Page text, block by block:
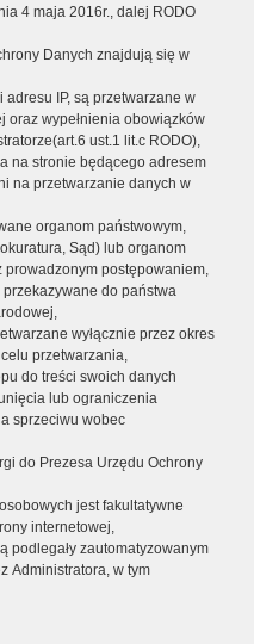
4 maja 2016r., dalej RODO
Danych znajdują się w
IP, są przetwarzane w
oraz wypełnienia obowiązków
ust.1 lit.c RODO),
na stronie będącego adresem
na przetwarzanie danych w
organom państwowym,
Sąd) lub organom
postępowaniem,
do państwa
wyłącznie przez okres
przetwarzania,
do treści swoich danych
lub ograniczenia
sprzeciwu wobec
do Prezesa Urzędu Ochrony
jest fakultatywne
internetowej,
podlegały zautomatyzowanym
Administratora, w tym